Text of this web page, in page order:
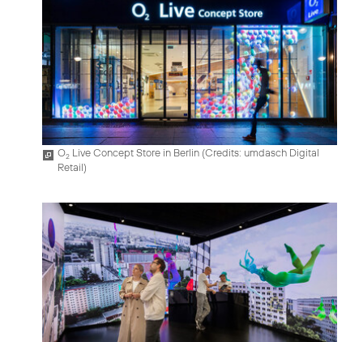
O2 Live Concept Store in Berlin (Credits: umdasch Digital
Retail)